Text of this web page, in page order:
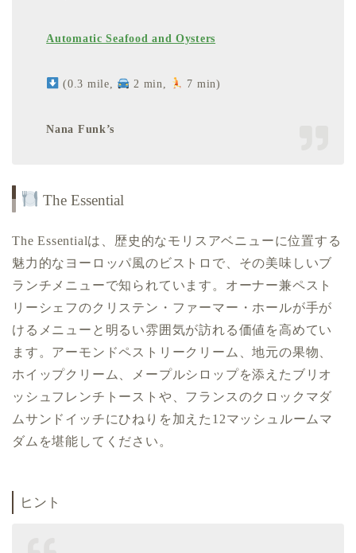
Automatic Seafood and Oysters
(0.3 mile, 2 min, 7 min)
Nana Funk’s
The Essential
The Essentialは、歴史的なモリスアベニューに位置する
魅力的なヨーロッパ風のビストロで、その美味しいブ
ランチメニューで知られています。オーナー兼ペスト
リーシェフのクリステン・ファーマー・ホールが手が
けるメニューと明るい雰囲気が訪れる価値を高めてい
ます。アーモンドペストリークリーム、地元の果物、
ホイップクリーム、メープルシロップを添えたブリオ
ッシュフレンチトーストや、フランスのクロックマダ
ムサンドイッチにひねりを加えた12マッシュルームマ
ダムを堪能してください。
ヒント